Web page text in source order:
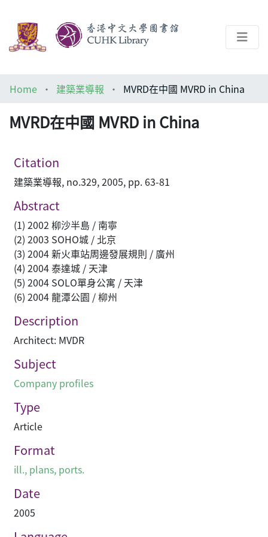
Architecture Library
Home 建築業導報 MVRD在中國 MVRD in China
MVRD在中國 MVRD in China
Citation
建築業導報, no.329, 2005, pp. 63-81
Abstract
(1) 2002 柳沙半島 / 南寧
(2) 2003 SOHO城 / 北京
(3) 2004 新火車站周邊發展規則 / 廣州
(4) 2004 泰達城 / 天津
(5) 2004 SOLO單身公寓 / 天津
(6) 2004 龍潭公園 / 柳州
Description
Architect: MVDR
Subject
Company profiles
Type
Article
Format
ill., plans, ports.
Date
2005